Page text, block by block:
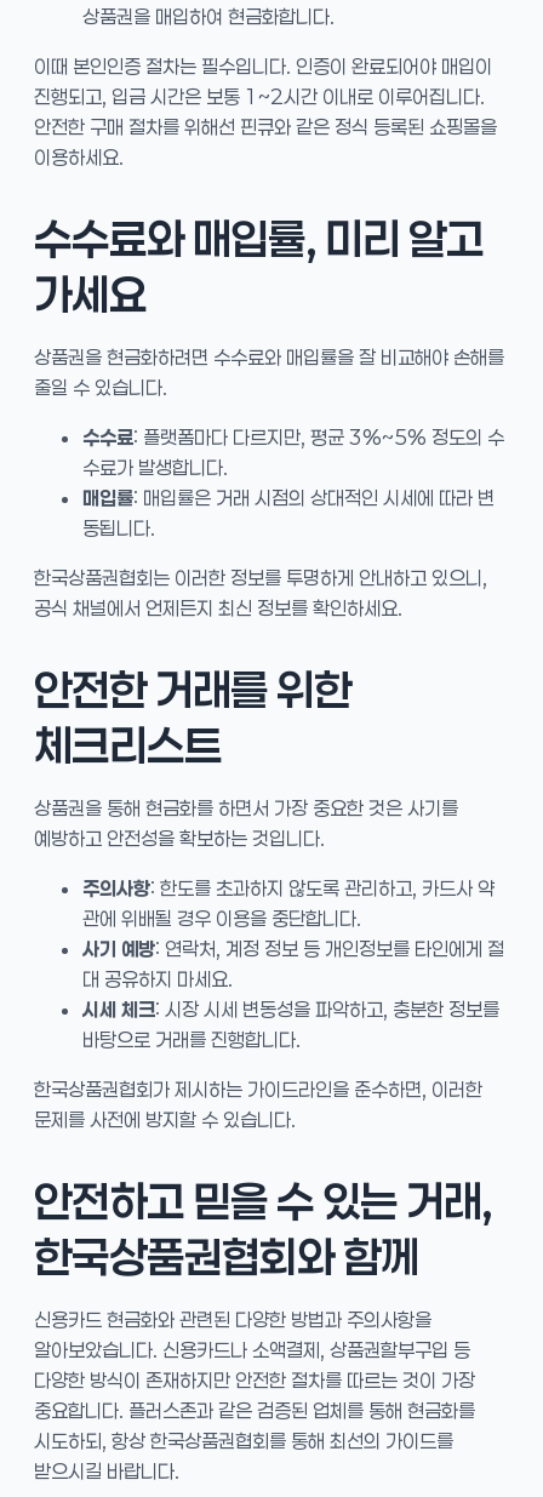
상품권을 매입하여 현금화합니다.
이때 본인인증 절차는 필수입니다. 인증이 완료되어야 매입이
진행되고, 입금 시간은 보통 1~2시간 이내로 이루어집니다.
안전한 구매 절차를 위해선 핀큐와 같은 정식 등록된 쇼핑몰을
이용하세요.
수수료와 매입률, 미리 알고
가세요
상품권을 현금화하려면 수수료와 매입률을 잘 비교해야 손해를
줄일 수 있습니다.
수수료: 플랫폼마다 다르지만, 평균 3%~5% 정도의 수
수료가 발생합니다.
매입률: 매입률은 거래 시점의 상대적인 시세에 따라 변
동됩니다.
한국상품권협회는 이러한 정보를 투명하게 안내하고 있으니,
공식 채널에서 언제든지 최신 정보를 확인하세요.
안전한 거래를 위한
체크리스트
상품권을 통해 현금화를 하면서 가장 중요한 것은 사기를
예방하고 안전성을 확보하는 것입니다.
주의사항: 한도를 초과하지 않도록 관리하고, 카드사 약
관에 위배될 경우 이용을 중단합니다.
사기 예방: 연락처, 계정 정보 등 개인정보를 타인에게 절
대 공유하지 마세요.
시세 체크: 시장 시세 변동성을 파악하고, 충분한 정보를
바탕으로 거래를 진행합니다.
한국상품권협회가 제시하는 가이드라인을 준수하면, 이러한
문제를 사전에 방지할 수 있습니다.
안전하고 믿을 수 있는 거래,
한국상품권협회와 함께
신용카드 현금화와 관련된 다양한 방법과 주의사항을
알아보았습니다. 신용카드나 소액결제, 상품권할부구입 등
다양한 방식이 존재하지만 안전한 절차를 따르는 것이 가장
중요합니다. 플러스존과 같은 검증된 업체를 통해 현금화를
시도하되, 항상 한국상품권협회를 통해 최선의 가이드를
받으시길 바랍니다.